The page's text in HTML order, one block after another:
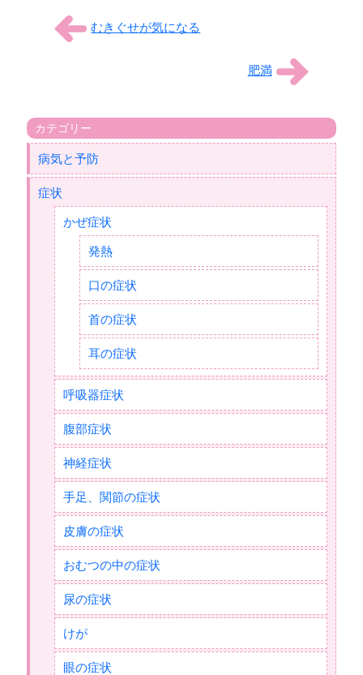
むきぐせが気になる
肥満
カテゴリー
病気と予防
症状
かぜ症状
発熱
口の症状
首の症状
耳の症状
呼吸器症状
腹部症状
神経症状
手足、関節の症状
皮膚の症状
おむつの中の症状
尿の症状
けが
眼の症状